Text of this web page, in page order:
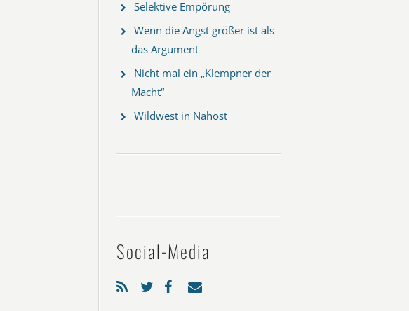
Selektive Empörung
Wenn die Angst größer ist als
das Argument
Nicht mal ein „Klempner der
Macht“
Wildwest in Nahost
Social-Media